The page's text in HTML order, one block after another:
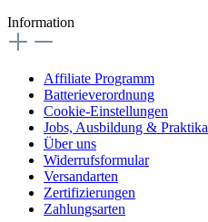
Information
Affiliate Programm
Batterieverordnung
Cookie-Einstellungen
Jobs, Ausbildung & Praktika
Über uns
Widerrufsformular
Versandarten
Zertifizierungen
Zahlungsarten